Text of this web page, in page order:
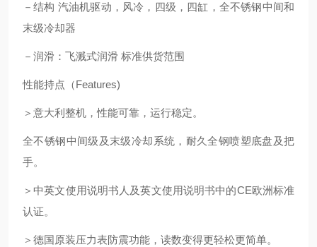
－结构 汽油机驱动，风冷，四级，四缸，全不锈钢中间和
末级冷却器
－润滑：飞溅式润滑 标准供货范围
性能持点（Features)
＞意大利整机，性能可靠，运行稳定。
全不锈钢中间级及末级冷却系统，耐久全钢喷塑底盘及把
手。
＞中英文使用说明书人及英文使用说明书中的CE欧洲标准
认证。
＞德国原装压力表防震功能，读数变得更轻松更简单。